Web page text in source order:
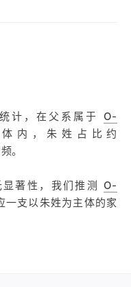
计，在父系属于 O-
内，朱姓占比约
。
著性，我们推测 O-
一支以朱姓为主体的家